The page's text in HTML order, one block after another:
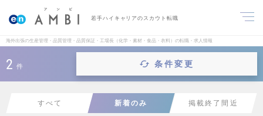
若手ハイキャリアのスカウト転職
海外出張の生産管理・品質管理・品質保証・工場長（化学・素材・食品・衣料）の転職・求人情報
2 件 条件変更
すべて 新着のみ 掲載終了間近